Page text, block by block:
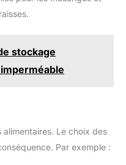
stockage
Le choix des
Par exemple :